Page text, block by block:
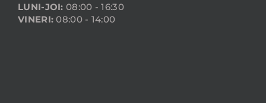
LUNI-JOI: 08:00 - 16:30
VINERI: 08:00 - 14:00